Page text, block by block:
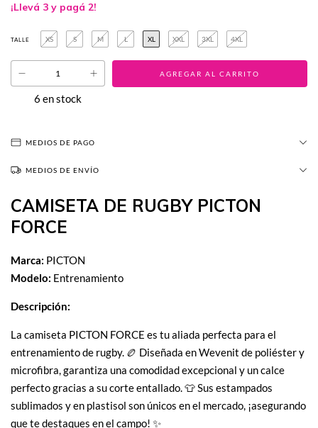
¡Llevá 3 y pagá 2!
TALLE XS S M L XL XXL 3XL 4XL
6 en stock
MEDIOS DE PAGO
MEDIOS DE ENVÍO
CAMISETA DE RUGBY PICTON
FORCE
Marca: PICTON
Modelo: Entrenamiento
Descripción:
La camiseta PICTON FORCE es tu aliada perfecta para el
entrenamiento de rugby. 🏉 Diseñada en Wevenit de poliéster y
microfibra, garantiza una comodidad excepcional y un calce
perfecto gracias a su corte entallado. 👕 Sus estampados
sublimados y en plastisol son únicos en el mercado, ¡asegurando
que te destaques en el campo! ✨